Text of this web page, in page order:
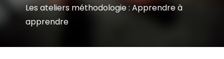
Les ateliers méthodologie : Apprendre à
apprendre